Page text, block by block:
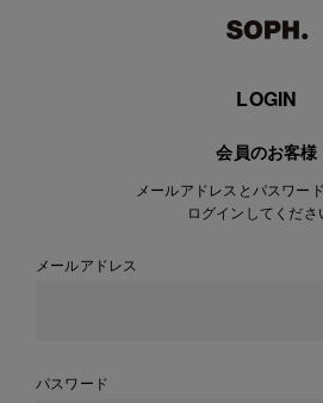
LOGIN
会員のお客様
メールアドレスとパスワー
ログインしてくださ
メールアドレス
パスワード